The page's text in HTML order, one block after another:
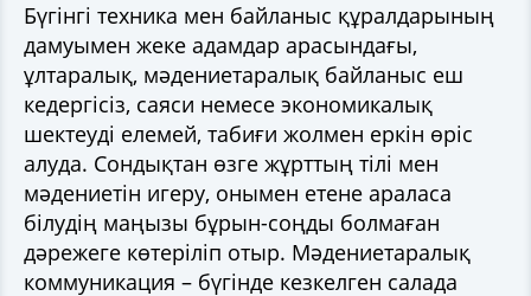
Бүгінгі техника мен байланыс құралдарының
дамуымен жеке адамдар арасындағы,
ұлтаралық, мәдениетаралық байланыс еш
кедергісіз, саяси немесе экономикалық
шектеуді елемей, табиғи жолмен еркін өріс
алуда. Сондықтан өзге жұрттың тілі мен
мәдениетін игеру, онымен етене араласа
білудің маңызы бұрын-соңды болмаған
дәрежеге көтеріліп отыр. Мәдениетаралық
коммуникация – бүгінде кезкелген салада